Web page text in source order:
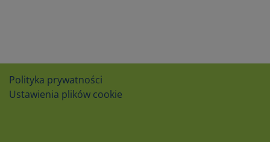
Polityka prywatności
Ustawienia plików cookie